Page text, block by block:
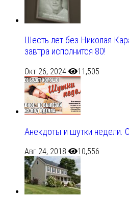
Шесть лет без Николая
завтра исполнится 80!
Окт 26, 2024 11,505
Анекдоты и шутки недели.
Авг 24, 2018 10,556